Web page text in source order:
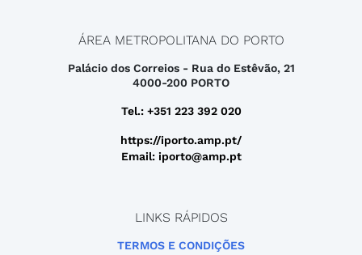
ÁREA METROPOLITANA DO PORTO
Palácio dos Correios - Rua do Estêvão, 21
4000-200 PORTO
Tel.: +351 223 392 020
https://iporto.amp.pt/
Email: iporto@amp.pt
LINKS RÁPIDOS
TERMOS E CONDIÇÕES